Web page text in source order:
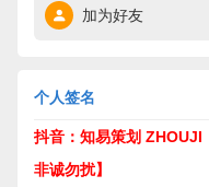
加为好友
个人签名
抖音：知易策划
非诚勿扰】